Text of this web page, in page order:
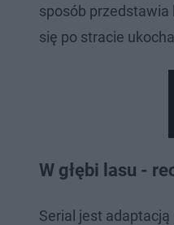
sposób przedstawia
się po stracie
W głębi lasu -
Serial jest